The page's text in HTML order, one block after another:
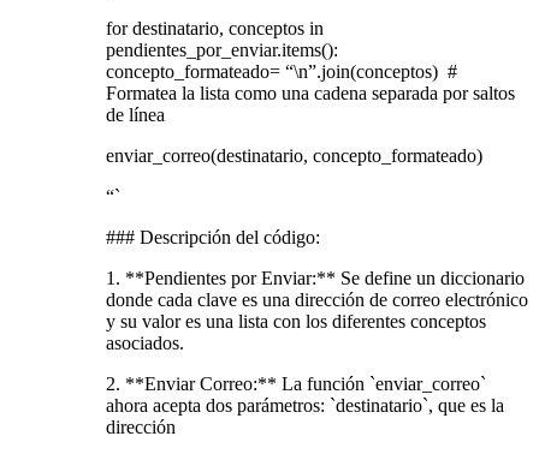
for destinatario, conceptos in
pendientes_por_enviar.items():
concepto_formateado= “\n”.join(conceptos) #
Formatea la lista como una cadena separada por saltos
de línea
enviar_correo(destinatario, concepto_formateado)
“`
### Descripción del código:
1. **Pendientes por Enviar:** Se define un diccionario
donde cada clave es una dirección de correo electrónico
y su valor es una lista con los diferentes conceptos
asociados.
2. **Enviar Correo:** La función `enviar_correo`
ahora acepta dos parámetros: `destinatario`, que es la
dirección